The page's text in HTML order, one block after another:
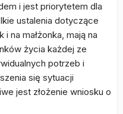
i jest priorytetem dla
ustalenia dotyczące
na małżonka, mają na
życia każdej ze
potrzeb i
się sytuacji
jest złożenie wniosku o